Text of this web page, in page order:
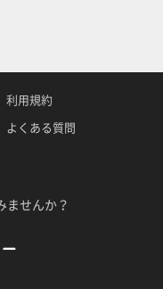
利用規約
よくある質問
ませんか？